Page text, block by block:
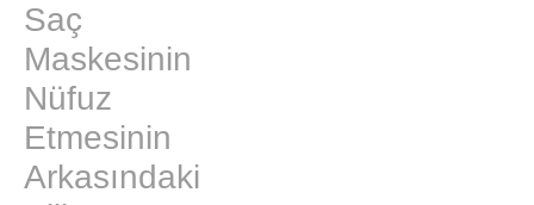
Saç
Maskesinin
Nüfuz
Etmesinin
Arkasındaki